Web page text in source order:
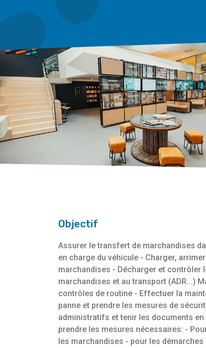
Objectif
Assurer le transfert de marchandises
en charge du véhicule - Charger,
marchandises - Décharger et contrôler
marchandises et au transport (ADR...)
contrôles de routine - Effectuer la
panne et prendre les mesures de
administratifs et tenir les documents
prendre les mesures nécessaires: -
les marchandises - pour les